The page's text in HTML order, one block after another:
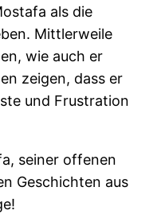
als die
Mittlerweile
wie auch er
zeigen, dass er
und Frustration
seiner offenen
Geschichten aus